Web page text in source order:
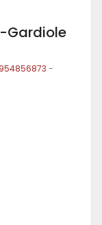
Gardiole
-